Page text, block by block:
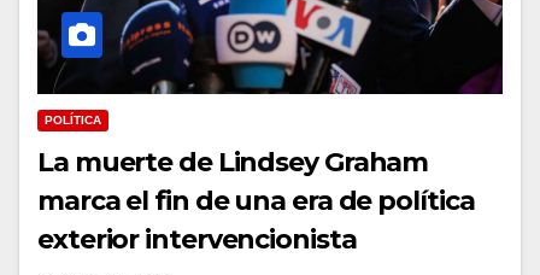
POLÍTICA
La muerte de Lindsey Graham
marca el fin de una era de política
exterior intervencionista